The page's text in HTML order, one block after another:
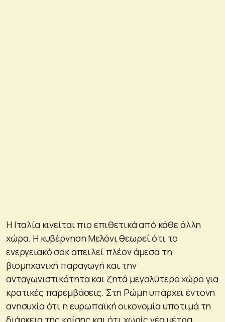
Η Ιταλία κινείται πιο επιθετικά από κάθε άλλη
χώρα. Η κυβέρνηση Μελόνι θεωρεί ότι το
ενεργειακό σοκ απειλεί πλέον άμεσα τη
βιομηχανική παραγωγή και την
ανταγωνιστικότητα και ζητά μεγαλύτερο χώρο για
κρατικές παρεμβάσεις. Στη Ρώμη υπάρχει έντονη
ανησυχία ότι η ευρωπαϊκή οικονομία υποτιμά τη
διάρκεια της κρίσης και ότι χωρίς νέα μέτρα